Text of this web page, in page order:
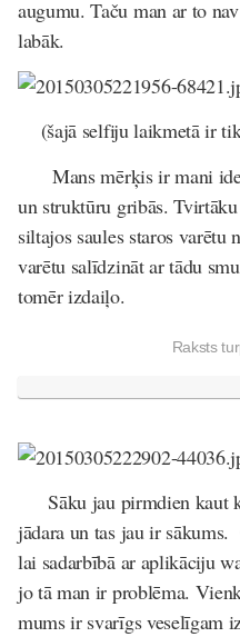
augumu. Taču man ar to
labāk.
(šajā selfiju laikmetā ir
Mans mērķis ir mani
un struktūru gribās.
siltajos saules staros
varētu salīdzināt ar tādu
tomēr izdaiļo.
Raksts
Sāku jau pirmdien kaut
jādara un tas jau ir
lai sadarbībā ar aplikāciju
jo tā man ir problēma.
mums ir svarīgs veselīgam